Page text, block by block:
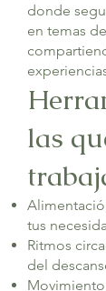
donde
en temas
las
tus
Ritmos
del